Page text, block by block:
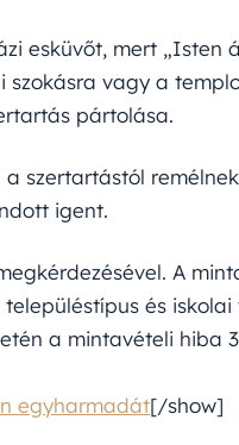
esküvőt, mert „Isten
szokásra vagy a
pártolása.
szertartástól
igent.
A
és
a mintavételi hiba
egyharmadát[/show]